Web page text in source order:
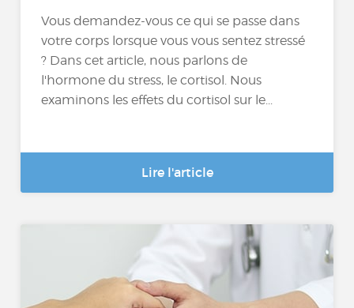
Vous demandez-vous ce qui se passe dans
votre corps lorsque vous vous sentez stressé
? Dans cet article, nous parlons de
l'hormone du stress, le cortisol. Nous
examinons les effets du cortisol sur le...
Lire l'article